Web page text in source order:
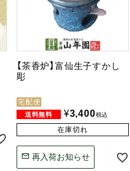
【茶香炉】富仙生子すかし
彫
宅配便
¥3,400税込
在庫切れ
再入荷お知らせ